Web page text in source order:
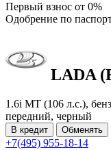
Первый взнос от 0%
Одобрение по
LADA
1.6i MT (106 л.с.),
передний, черный
В кредит Обменять
+7(495) 955-18-14